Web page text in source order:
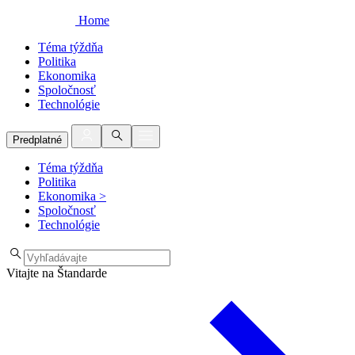
Home
Téma týždňa
Politika
Ekonomika
Spoločnosť
Technológie
Predplatné
Téma týždňa
Politika
Ekonomika >
Spoločnosť
Technológie
Vitajte na Štandarde